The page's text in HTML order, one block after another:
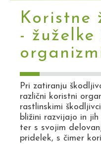
Koristne
-
Pri zatiranju
različni koristni
rastlinskimi
bližini razvijajo in
ter s svojim
pridelek, s čimer